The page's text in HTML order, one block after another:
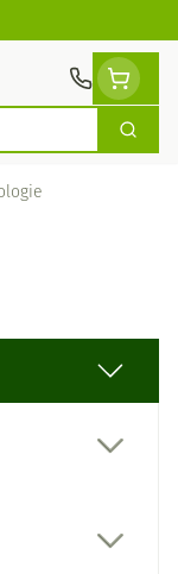
Zoek